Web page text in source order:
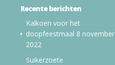
Recente berichten
Kalkoen voor het
doopfeestmaal 8 november
2022
Suikerzoete